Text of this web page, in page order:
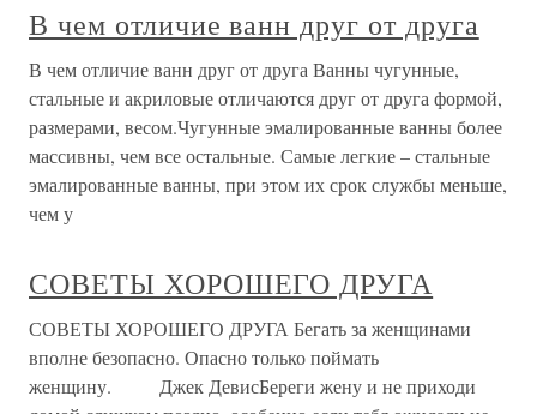
В чем отличие ванн друг от друга
В чем отличие ванн друг от друга Ванны чугунные,
стальные и акриловые отличаются друг от друга формой,
размерами, весом.Чугунные эмалированные ванны более
массивны, чем все остальные. Самые легкие – стальные
эмалированные ванны, при этом их срок службы меньше,
чем у
СОВЕТЫ ХОРОШЕГО ДРУГА
СОВЕТЫ ХОРОШЕГО ДРУГА Бегать за женщинами
вполне безопасно. Опасно только поймать
женщину. Джек ДевисБереги жену и не приходи